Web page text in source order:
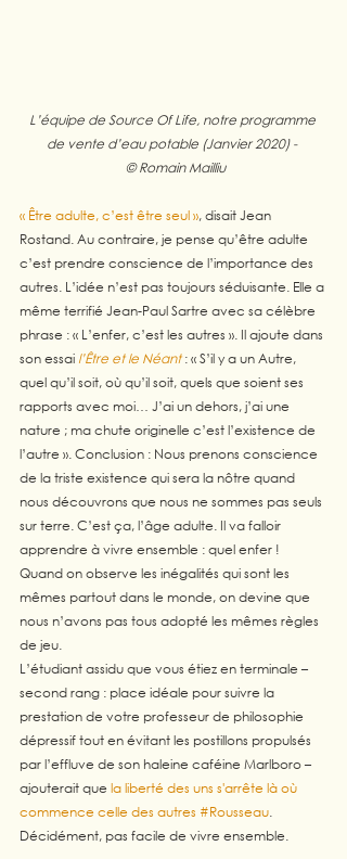
L’équipe de Source Of Life, notre programme
de vente d’eau potable (Janvier 2020) -
© Romain Mailliu
« Être adulte, c’est être seul », disait Jean
Rostand. Au contraire, je pense qu’être adulte
c’est prendre conscience de l’importance des
autres. L’idée n’est pas toujours séduisante. Elle a
même terrifié Jean-Paul Sartre avec sa célèbre
phrase : « L’enfer, c’est les autres ». Il ajoute dans
son essai l’Être et le Néant : « S’il y a un Autre,
quel qu’il soit, où qu’il soit, quels que soient ses
rapports avec moi… J’ai un dehors, j’ai une
nature ; ma chute originelle c’est l’existence de
l’autre ». Conclusion : Nous prenons conscience
de la triste existence qui sera la nôtre quand
nous découvrons que nous ne sommes pas seuls
sur terre. C’est ça, l’âge adulte. Il va falloir
apprendre à vivre ensemble : quel enfer !
Quand on observe les inégalités qui sont les
mêmes partout dans le monde, on devine que
nous n’avons pas tous adopté les mêmes règles
de jeu.
L’étudiant assidu que vous étiez en terminale –
second rang : place idéale pour suivre la
prestation de votre professeur de philosophie
dépressif tout en évitant les postillons propulsés
par l’effluve de son haleine caféine Marlboro –
ajouterait que la liberté des uns s'arrête là où
commence celle des autres #Rousseau.
Décidément, pas facile de vivre ensemble.